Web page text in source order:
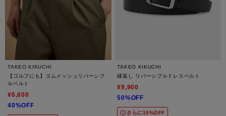
TAKEO KIKUCHI
【ゴルフにも】ゴムメッシュリバーシブ
ルベルト
¥6,600
40%OFF
TAKEO KIKUCHI
縁返し リバーシブルドレスベルト
¥9,900
50%OFF
さらに15%OFF